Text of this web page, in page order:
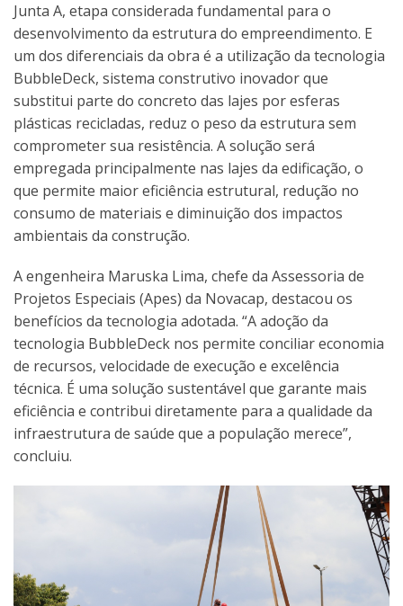
Junta A, etapa considerada fundamental para o
desenvolvimento da estrutura do empreendimento. E
um dos diferenciais da obra é a utilização da tecnologia
BubbleDeck, sistema construtivo inovador que
substitui parte do concreto das lajes por esferas
plásticas recicladas, reduz o peso da estrutura sem
comprometer sua resistência. A solução será
empregada principalmente nas lajes da edificação, o
que permite maior eficiência estrutural, redução no
consumo de materiais e diminuição dos impactos
ambientais da construção.
A engenheira Maruska Lima, chefe da Assessoria de
Projetos Especiais (Apes) da Novacap, destacou os
benefícios da tecnologia adotada. “A adoção da
tecnologia BubbleDeck nos permite conciliar economia
de recursos, velocidade de execução e excelência
técnica. É uma solução sustentável que garante mais
eficiência e contribui diretamente para a qualidade da
infraestrutura de saúde que a população merece”,
concluiu.